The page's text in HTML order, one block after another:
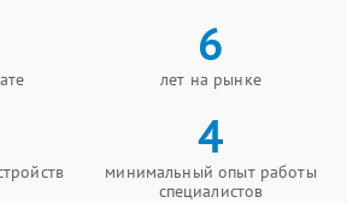
6
лет на рынке
4
минимальный опыт работы
специалистов